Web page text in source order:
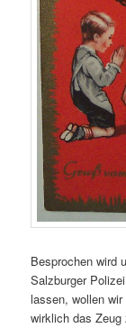
Besprochen wird
Salzburger
lassen, wollen
wirklich das